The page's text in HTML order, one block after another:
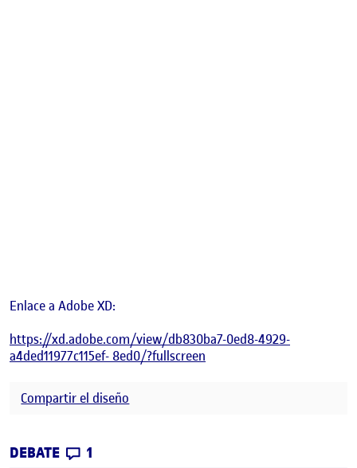
Enlace a Adobe XD:
https://xd.adobe.com/view/db830ba7-0ed8-4929-
a4ded11977c115ef- 8ed0/?fullscreen
Compartir el diseño
DEBATE CONTRIBUTIONS
1